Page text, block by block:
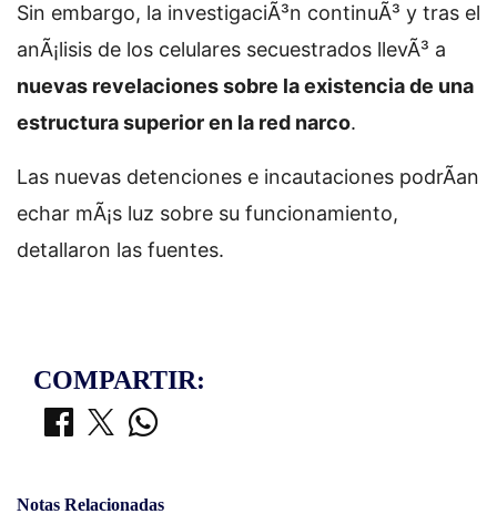
Sin embargo, la investigaciÃ³n continuÃ³ y tras el
anÃ¡lisis de los celulares secuestrados llevÃ³ a
nuevas revelaciones sobre la existencia de una
estructura superior en la red narco.
Las nuevas detenciones e incautaciones podrÃ­an
echar mÃ¡s luz sobre su funcionamiento,
detallaron las fuentes.
COMPARTIR:
Notas Relacionadas